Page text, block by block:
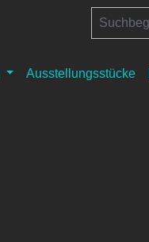
Ausstellungsstücke